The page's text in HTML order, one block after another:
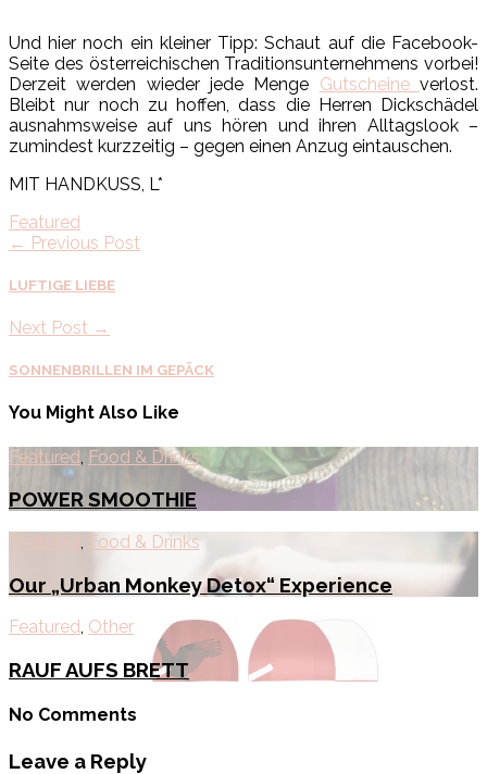
Und hier noch ein kleiner Tipp: Schaut auf die Facebook-
Seite des österreichischen Traditionsunternehmens vorbei!
Derzeit werden wieder jede Menge Gutscheineverlost.
Bleibt nur noch zu hoffen, dass die Herren Dickschädel
ausnahmsweise auf uns hören und ihren Alltagslook –
zumindest kurzzeitig – gegen einen Anzug eintauschen.
MIT HANDKUSS, L*
Featured
← Previous Post
LUFTIGE LIEBE
Next Post →
SONNENBRILLEN IM GEPÄCK
You Might Also Like
Featured Food & Drinks
POWER SMOOTHIE
, Food & Drinks
Our „Urban Monkey Detox“ Experience
Featured, Other
RAUF AUFS BRETT
No Comments
Leave a Reply